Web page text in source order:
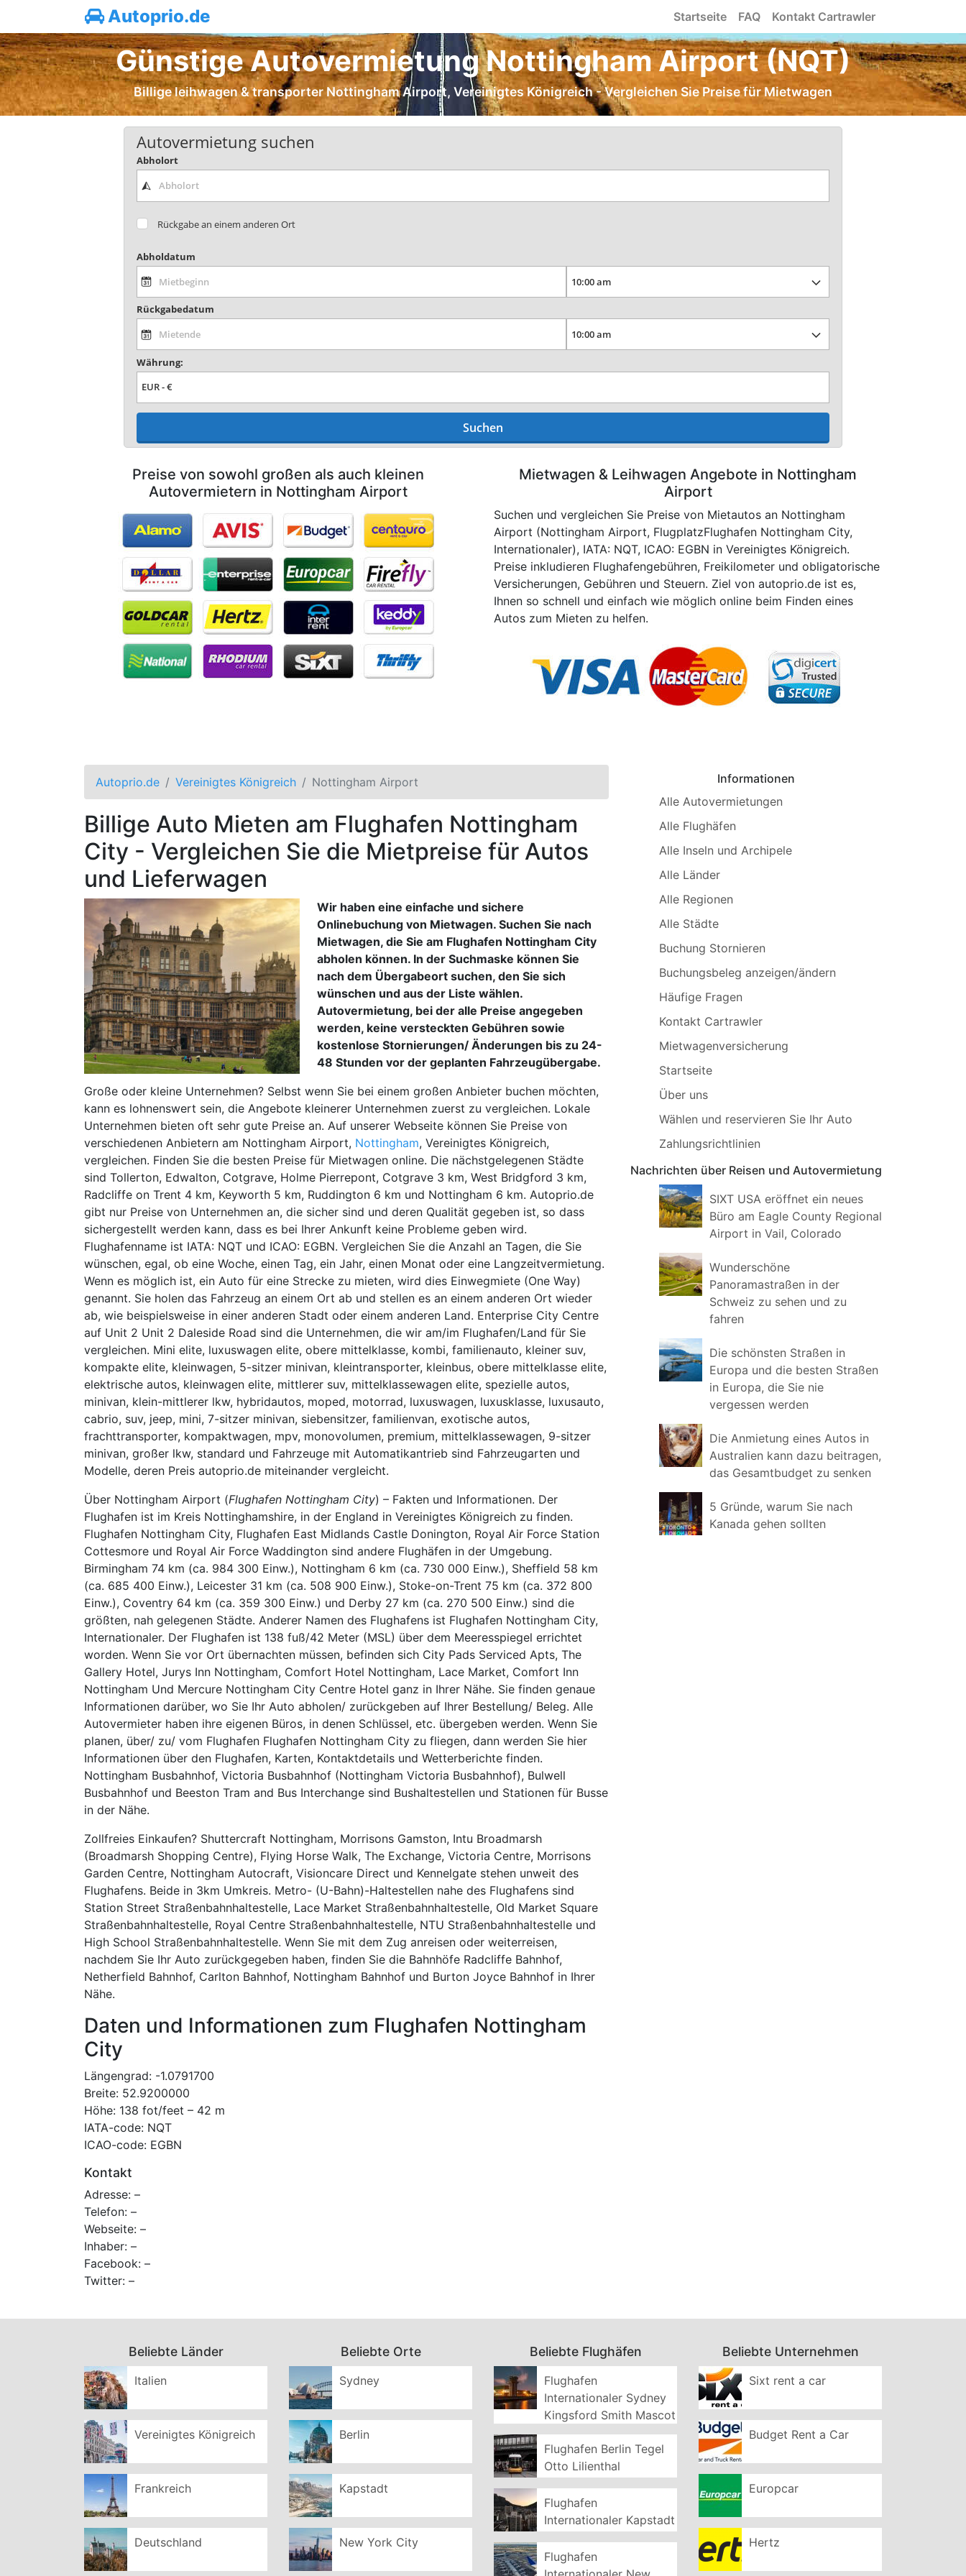
Autoprio.de Startseite FAQ Kontakt Cartrawler
Günstige Autovermietung Nottingham Airport (NQT)
Billige leihwagen & transporter Nottingham Airport, Vereinigtes Königreich - Vergleichen Sie Preise für Mietwagen
Autovermietung suchen
Abholort
Rückgabe an einem anderen Ort
Abholdatum
Rückgabedatum
Währung:
Suchen
Preise von sowohl großen als auch kleinen
Autovermietern in Nottingham Airport
Mietwagen & Leihwagen Angebote in Nottingham
Airport
Suchen und vergleichen Sie Preise von Mietautos an Nottingham
Airport (Nottingham Airport, FlugplatzFlughafen Nottingham City,
Internationaler), IATA: NQT, ICAO: EGBN in Vereinigtes Königreich.
Preise inkludieren Flughafengebühren, Freikilometer und obligatorische
Versicherungen, Gebühren und Steuern. Ziel von autoprio.de ist es,
Ihnen so schnell und einfach wie möglich online beim Finden eines
Autos zum Mieten zu helfen.
Autoprio.de Vereinigtes Königreich Nottingham Airport
Billige Auto Mieten am Flughafen Nottingham
City - Vergleichen Sie die Mietpreise für Autos
und Lieferwagen
Wir haben eine einfache und sichere
Onlinebuchung von Mietwagen. Suchen Sie nach
Mietwagen, die Sie am Flughafen Nottingham City
abholen können. In der Suchmaske können Sie
nach dem Übergabeort suchen, den Sie sich
wünschen und aus der Liste wählen.
Autovermietung, bei der alle Preise angegeben
werden, keine versteckten Gebühren sowie
kostenlose Stornierungen/ Änderungen bis zu 24-
48 Stunden vor der geplanten Fahrzeugübergabe.
Große oder kleine Unternehmen? Selbst wenn Sie bei einem großen Anbieter buchen möchten,
kann es lohnenswert sein, die Angebote kleinerer Unternehmen zuerst zu vergleichen. Lokale
Unternehmen bieten oft sehr gute Preise an. Auf unserer Webseite können Sie Preise von
verschiedenen Anbietern am Nottingham Airport, Nottingham, Vereinigtes Königreich,
vergleichen. Finden Sie die besten Preise für Mietwagen online. Die nächstgelegenen Städte
sind Tollerton, Edwalton, Cotgrave, Holme Pierrepont, Cotgrave 3 km, West Bridgford 3 km,
Radcliffe on Trent 4 km, Keyworth 5 km, Ruddington 6 km und Nottingham 6 km. Autoprio.de
gibt nur Preise von Unternehmen an, die sicher sind und deren Qualität gegeben ist, so dass
sichergestellt werden kann, dass es bei Ihrer Ankunft keine Probleme geben wird.
Flughafenname ist IATA: NQT und ICAO: EGBN. Vergleichen Sie die Anzahl an Tagen, die Sie
wünschen, egal, ob eine Woche, einen Tag, ein Jahr, einen Monat oder eine Langzeitvermietung.
Wenn es möglich ist, ein Auto für eine Strecke zu mieten, wird dies Einwegmiete (One Way)
genannt. Sie holen das Fahrzeug an einem Ort ab und stellen es an einem anderen Ort wieder
ab, wie beispielsweise in einer anderen Stadt oder einem anderen Land. Enterprise City Centre
auf Unit 2 Unit 2 Daleside Road sind die Unternehmen, die wir am/im Flughafen/Land für Sie
vergleichen. Mini elite, luxuswagen elite, obere mittelklasse, kombi, familienauto, kleiner suv,
kompakte elite, kleinwagen, 5-sitzer minivan, kleintransporter, kleinbus, obere mittelklasse elite,
elektrische autos, kleinwagen elite, mittlerer suv, mittelklassewagen elite, spezielle autos,
minivan, klein-mittlerer lkw, hybridautos, moped, motorrad, luxuswagen, luxusklasse, luxusauto,
cabrio, suv, jeep, mini, 7-sitzer minivan, siebensitzer, familienvan, exotische autos,
frachttransporter, kompaktwagen, mpv, monovolumen, premium, mittelklassewagen, 9-sitzer
minivan, großer lkw, standard und Fahrzeuge mit Automatikantrieb sind Fahrzeugarten und
Modelle, deren Preis autoprio.de miteinander vergleicht.
Über Nottingham Airport (Flughafen Nottingham City) – Fakten und Informationen. Der
Flughafen ist im Kreis Nottinghamshire, in der England in Vereinigtes Königreich zu finden.
Flughafen Nottingham City, Flughafen East Midlands Castle Donington, Royal Air Force Station
Cottesmore und Royal Air Force Waddington sind andere Flughäfen in der Umgebung.
Birmingham 74 km (ca. 984 300 Einw.), Nottingham 6 km (ca. 730 000 Einw.), Sheffield 58 km
(ca. 685 400 Einw.), Leicester 31 km (ca. 508 900 Einw.), Stoke-on-Trent 75 km (ca. 372 800
Einw.), Coventry 64 km (ca. 359 300 Einw.) und Derby 27 km (ca. 270 500 Einw.) sind die
größten, nah gelegenen Städte. Anderer Namen des Flughafens ist Flughafen Nottingham City,
Internationaler. Der Flughafen ist 138 fuß/42 Meter (MSL) über dem Meeresspiegel errichtet
worden. Wenn Sie vor Ort übernachten müssen, befinden sich City Pads Serviced Apts, The
Gallery Hotel, Jurys Inn Nottingham, Comfort Hotel Nottingham, Lace Market, Comfort Inn
Nottingham Und Mercure Nottingham City Centre Hotel ganz in Ihrer Nähe. Sie finden genaue
Informationen darüber, wo Sie Ihr Auto abholen/ zurückgeben auf Ihrer Bestellung/ Beleg. Alle
Autovermieter haben ihre eigenen Büros, in denen Schlüssel, etc. übergeben werden. Wenn Sie
planen, über/ zu/ vom Flughafen Flughafen Nottingham City zu fliegen, dann werden Sie hier
Informationen über den Flughafen, Karten, Kontaktdetails und Wetterberichte finden.
Nottingham Busbahnhof, Victoria Busbahnhof (Nottingham Victoria Busbahnhof), Bulwell
Busbahnhof und Beeston Tram and Bus Interchange sind Bushaltestellen und Stationen für Busse
in der Nähe.
Zollfreies Einkaufen? Shuttercraft Nottingham, Morrisons Gamston, Intu Broadmarsh
(Broadmarsh Shopping Centre), Flying Horse Walk, The Exchange, Victoria Centre, Morrisons
Garden Centre, Nottingham Autocraft, Visioncare Direct und Kennelgate stehen unweit des
Flughafens. Beide in 3km Umkreis. Metro- (U-Bahn)-Haltestellen nahe des Flughafens sind
Station Street Straßenbahnhaltestelle, Lace Market Straßenbahnhaltestelle, Old Market Square
Straßenbahnhaltestelle, Royal Centre Straßenbahnhaltestelle, NTU Straßenbahnhaltestelle und
High School Straßenbahnhaltestelle. Wenn Sie mit dem Zug anreisen oder weiterreisen,
nachdem Sie Ihr Auto zurückgegeben haben, finden Sie die Bahnhöfe Radcliffe Bahnhof,
Netherfield Bahnhof, Carlton Bahnhof, Nottingham Bahnhof und Burton Joyce Bahnhof in Ihrer
Nähe.
Daten und Informationen zum Flughafen Nottingham
City
Längengrad: -1.0791700
Breite: 52.9200000
Höhe: 138 fot/feet – 42 m
IATA-code: NQT
ICAO-code: EGBN
Kontakt
Adresse: –
Telefon: –
Webseite: –
Inhaber: –
Facebook: –
Twitter: –
Informationen
Alle Autovermietungen
Alle Flughäfen
Alle Inseln und Archipele
Alle Länder
Alle Regionen
Alle Städte
Buchung Stornieren
Buchungsbeleg anzeigen/ändern
Häufige Fragen
Kontakt Cartrawler
Mietwagenversicherung
Startseite
Über uns
Wählen und reservieren Sie Ihr Auto
Zahlungsrichtlinien
Nachrichten über Reisen und Autovermietung
SIXT USA eröffnet ein neues
Büro am Eagle County Regional
Airport in Vail, Colorado
Wunderschöne
Panoramastraßen in der
Schweiz zu sehen und zu
fahren
Die schönsten Straßen in
Europa und die besten Straßen
in Europa, die Sie nie
vergessen werden
Die Anmietung eines Autos in
Australien kann dazu beitragen,
das Gesamtbudget zu senken
5 Gründe, warum Sie nach
Kanada gehen sollten
Beliebte Länder
Italien
Vereinigtes Königreich
Frankreich
Deutschland
Beliebte Orte
Sydney
Berlin
Kapstadt
New York City
Beliebte Flughäfen
Flughafen
Internationaler Sydney
Kingsford Smith Mascot
Flughafen Berlin Tegel
Otto Lilienthal
Flughafen
Internationaler Kapstadt
Flughafen
Beliebte Unternehmen
Sixt rent a car
Budget Rent a Car
Europcar
Hertz